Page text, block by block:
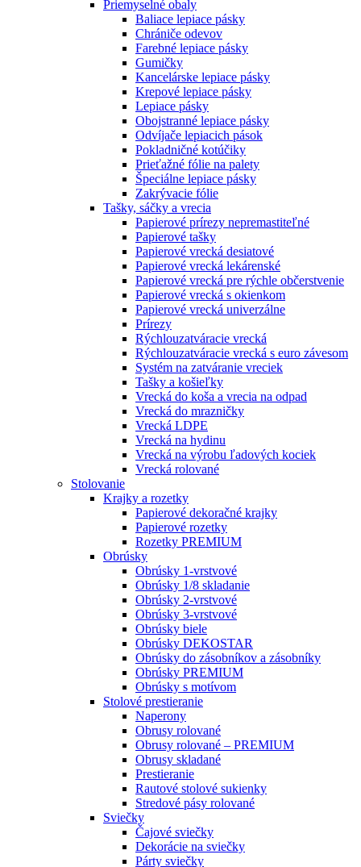
Priemyselné obaly
Baliace lepiace pásky
Chrániče odevov
Farebné lepiace pásky
Gumičky
Kancelárske lepiace pásky
Krepové lepiace pásky
Lepiace pásky
Obojstranné lepiace pásky
Odvíjače lepiacich pások
Pokladničné kotúčiky
Prieťažné fólie na palety
Špeciálne lepiace pásky
Zakrývacie fólie
Tašky, sáčky a vrecia
Papierové prírezy nepremastiteľné
Papierové tašky
Papierové vrecká desiatové
Papierové vrecká lekárenské
Papierové vrecká pre rýchle občerstvenie
Papierové vrecká s okienkom
Papierové vrecká univerzálne
Prírezy
Rýchlouzatváracie vrecká
Rýchlouzatváracie vrecká s euro závesom
Systém na zatváranie vreciek
Tašky a košieľky
Vrecká do koša a vrecia na odpad
Vrecká do mrazničky
Vrecká LDPE
Vrecká na hydinu
Vrecká na výrobu ľadových kociek
Vrecká rolované
Stolovanie
Krajky a rozetky
Papierové dekoračné krajky
Papierové rozetky
Rozetky PREMIUM
Obrúsky
Obrúsky 1-vrstvové
Obrúsky 1/8 skladanie
Obrúsky 2-vrstvové
Obrúsky 3-vrstvové
Obrúsky biele
Obrúsky DEKOSTAR
Obrúsky do zásobníkov a zásobníky
Obrúsky PREMIUM
Obrúsky s motívom
Stolové prestieranie
Naperony
Obrusy rolované
Obrusy rolované – PREMIUM
Obrusy skladané
Prestieranie
Rautové stolové sukienky
Stredové pásy rolované
Sviečky
Čajové sviečky
Dekorácie na sviečky
Párty sviečky